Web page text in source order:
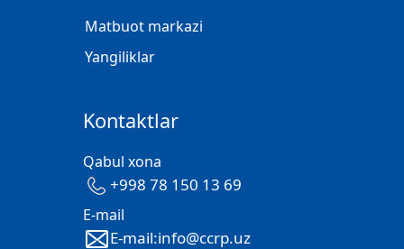
Matbuot markazi
Yangiliklar
Kontaktlar
Qabul xona
+998 78 150 13 69
E-mail
E-mail:info@ccrp.uz